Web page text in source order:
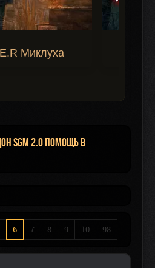
Миклуха
SGM 2.0 помощь в
6 7 8 9 10 98